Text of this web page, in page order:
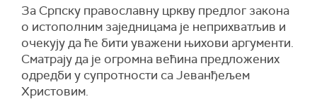
За Српску православну цркву предлог закона
о истополним заједницама је неприхватљив и
очекују да ће бити уважени њихови аргументи.
Сматрају да је огромна већина предложених
одредби у супротности са Јеванђељем
Христовим.